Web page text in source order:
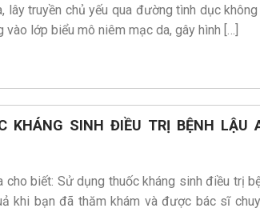
lây truyền chủ yếu qua đường tình dục không
vào lớp biểu mô niêm mạc da, gây hình […]
KHÁNG SINH ĐIỀU TRỊ BỆNH LẬU
cho biết: Sử dụng thuốc kháng sinh điều trị
khi bạn đã thăm khám và được bác sĩ